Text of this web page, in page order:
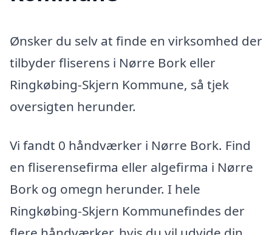
Ønsker du selv at finde en virksomhed der
tilbyder fliserens i Nørre Bork eller
Ringkøbing-Skjern Kommune, så tjek
oversigten herunder.
Vi fandt 0 håndværker i Nørre Bork. Find
en fliserensefirma eller algefirma i Nørre
Bork og omegn herunder. I hele
Ringkøbing-Skjern Kommunefindes der